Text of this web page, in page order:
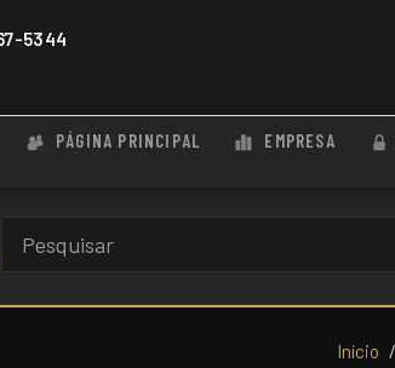
5344
PÁGINA PRINCIPAL EMPRESA
Início